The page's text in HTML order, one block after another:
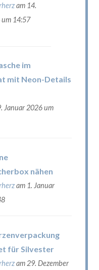
am 14.
14:57
im
mit Neon-Details
Januar 2026 um
nähen
am 1. Januar
für Silvester
am 29. Dezember